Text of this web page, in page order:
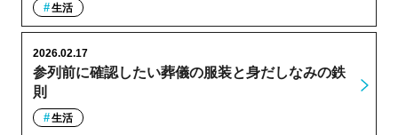
生活
参列前に確認したい葬儀の服装と身だしなみの鉄
則
2026.02.17
生活